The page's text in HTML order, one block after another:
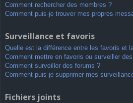
Comment rechercher des membres ?
Comment puis-je trouver mes propres
Surveillance et favoris
Quelle est la différence entre les favoris et
Comment mettre en favoris ou surveiller
Comment surveiller des forums ?
Comment puis-je supprimer mes
Fichiers joints